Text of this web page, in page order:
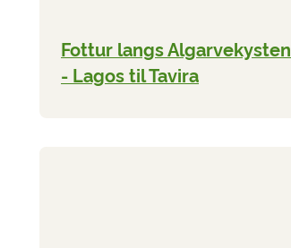
Fottur langs Algarvekysten
- Lagos til Tavira